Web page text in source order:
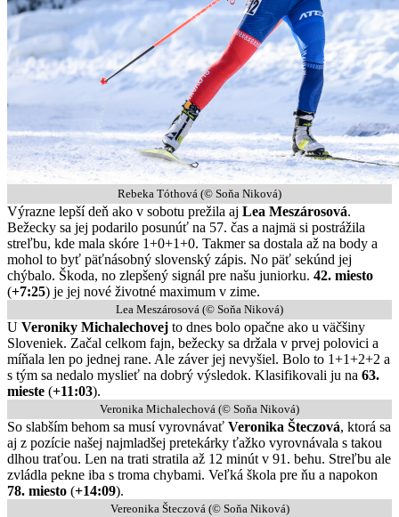
Rebeka Tóthová (© Soňa Niková)
Výrazne lepší deň ako v sobotu prežila aj Lea Meszárosová.
Bežecky sa jej podarilo posunúť na 57. čas a najmä si postrážila
streľbu, kde mala skóre 1+0+1+0. Takmer sa dostala až na body a
mohol to byť päťnásobný slovenský zápis. No päť sekúnd jej
chýbalo. Škoda, no zlepšený signál pre našu juniorku. 42. miesto
(+7:25) je jej nové životné maximum v zime.
Lea Meszárosová (© Soňa Niková)
U Veroniky Michalechovej to dnes bolo opačne ako u väčšiny
Sloveniek. Začal celkom fajn, bežecky sa držala v prvej polovici a
míňala len po jednej rane. Ale záver jej nevyšiel. Bolo to 1+1+2+2 a
s tým sa nedalo myslieť na dobrý výsledok. Klasifikovali ju na 63.
mieste (+11:03).
Veronika Michalechová (© Soňa Niková)
So slabším behom sa musí vyrovnávať Veronika Šteczová, ktorá sa
aj z pozície našej najmladšej pretekárky ťažko vyrovnávala s takou
dlhou traťou. Len na trati stratila až 12 minút v 91. behu. Streľbu ale
zvládla pekne iba s troma chybami. Veľká škola pre ňu a napokon
78. miesto (+14:09).
Vereonika Šteczová (© Soňa Niková)